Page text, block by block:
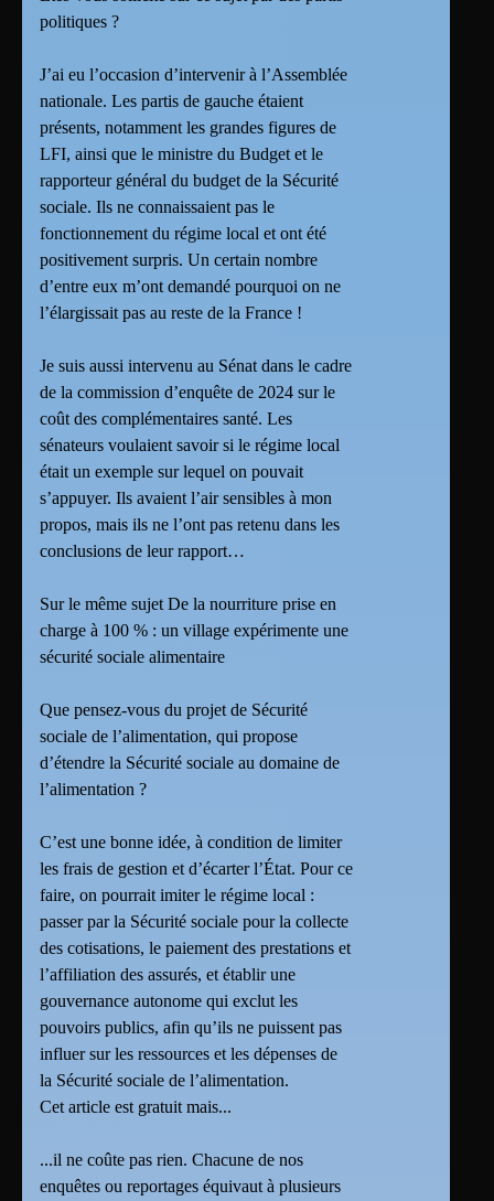
politiques ?
J’ai eu l’occasion d’intervenir à l’Assemblée
nationale. Les partis de gauche étaient
présents, notamment les grandes figures de
LFI, ainsi que le ministre du Budget et le
rapporteur général du budget de la Sécurité
sociale. Ils ne connaissaient pas le
fonctionnement du régime local et ont été
positivement surpris. Un certain nombre
d’entre eux m’ont demandé pourquoi on ne
l’élargissait pas au reste de la France !
Je suis aussi intervenu au Sénat dans le cadre
de la commission d’enquête de 2024 sur le
coût des complémentaires santé. Les
sénateurs voulaient savoir si le régime local
était un exemple sur lequel on pouvait
s’appuyer. Ils avaient l’air sensibles à mon
propos, mais ils ne l’ont pas retenu dans les
conclusions de leur rapport…
Sur le même sujet De la nourriture prise en
charge à 100 % : un village expérimente une
sécurité sociale alimentaire
Que pensez-vous du projet de Sécurité
sociale de l’alimentation, qui propose
d’étendre la Sécurité sociale au domaine de
l’alimentation ?
C’est une bonne idée, à condition de limiter
les frais de gestion et d’écarter l’État. Pour ce
faire, on pourrait imiter le régime local :
passer par la Sécurité sociale pour la collecte
des cotisations, le paiement des prestations et
l’affiliation des assurés, et établir une
gouvernance autonome qui exclut les
pouvoirs publics, afin qu’ils ne puissent pas
influer sur les ressources et les dépenses de
la Sécurité sociale de l’alimentation.
Cet article est gratuit mais...
...il ne coûte pas rien. Chacune de nos
enquêtes ou reportages équivaut à plusieurs